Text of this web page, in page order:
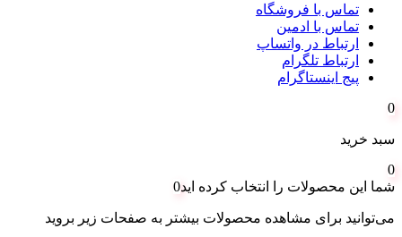
تماس با فروشگاه
تماس با ادمین
ارتباط در واتساپ
ارتباط تلگرام
پیج اینستاگرام
0
سبد خرید
0
شما این محصولات را انتخاب کرده اید0
می‌توانید برای مشاهده محصولات بیشتر به صفحات زیر بروید